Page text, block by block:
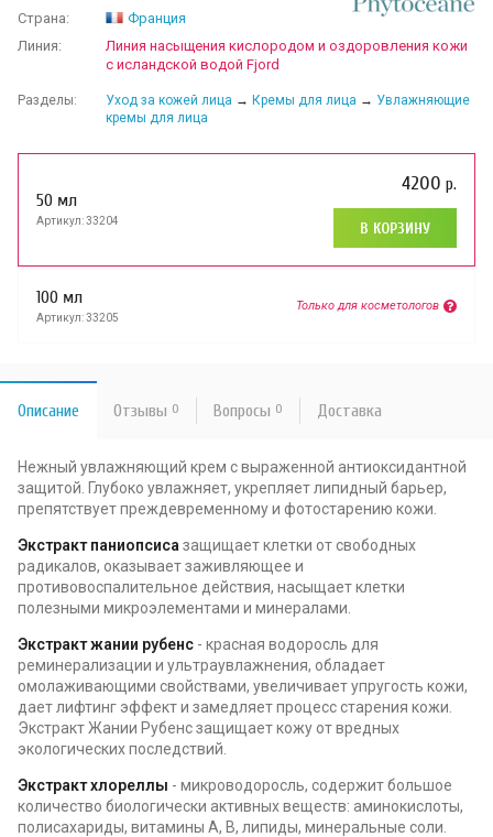
Страна:
Франция
Линия:
Линия насыщения кислородом и оздоровления кожи
с исландской водой Fjord
Разделы: Уход за кожей лица → Кремы для лица → Увлажняющие
кремы для лица
50 мл
Артикул: 33204
4200 р.
В КОРЗИНУ
100 мл
Артикул: 33205
Только для косметологов
Описание Отзывы 0 Вопросы 0 Доставка
Нежный увлажняющий крем с выраженной антиоксидантной
защитой. Глубоко увлажняет, укрепляет липидный барьер,
препятствует преждевременному и фотостарению кожи.
Экстракт паниопсиса защищает клетки от свободных
радикалов, оказывает заживляющее и
противовоспалительное действия, насыщает клетки
полезными микроэлементами и минералами.
Экстракт жании рубенс - красная водоросль для
реминерализации и ультраувлажнения, обладает
омолаживающими свойствами, увеличивает упругость кожи,
дает лифтинг эффект и замедляет процесс старения кожи.
Экстракт Жании Рубенс защищает кожу от вредных
экологических последствий.
Экстракт хлореллы - микроводоросль, содержит большое
количество биологически активных веществ: аминокислоты,
полисахариды, витамины А, В, липиды, минеральные соли.